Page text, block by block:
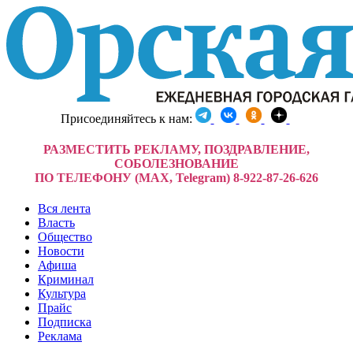
Присоединяйтесь к нам:
РАЗМЕСТИТЬ РЕКЛАМУ, ПОЗДРАВЛЕНИЕ,
СОБОЛЕЗНОВАНИЕ
ПО ТЕЛЕФОНУ (MAX, Telegram) 8-922-87-26-626
Вся лента
Власть
Общество
Новости
Афиша
Криминал
Культура
Прайс
Подписка
Реклама